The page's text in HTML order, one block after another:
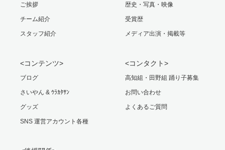
ご挨拶
チーム紹介
スタッフ紹介
歴史・写真・映像
受賞歴
メディア出演・掲載等
<コンテンツ>
ブログ
さいやん & ｳﾗｶﾀｻﾝ
グッズ
SNS 運営アカウント各種
<コンタクト>
高知組・田野組 踊り子募集
お問い合わせ
よくあるご質問